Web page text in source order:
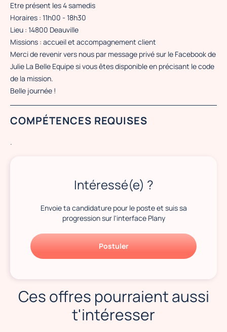
Etre présent les 4 samedis
Horaires : 11h00 - 18h30
Lieu : 14800 Deauville
Missions : accueil et accompagnement client
Merci de revenir vers nous par message privé sur le Facebook de
Julie La Belle Equipe si vous êtes disponible en précisant le code
de la mission.
Belle journée !
COMPÉTENCES REQUISES
.
Intéressé(e) ?
Envoie ta candidature pour le poste et suis sa
progression sur l'interface Plany
Postuler
Ces offres pourraient aussi
t'intéresser